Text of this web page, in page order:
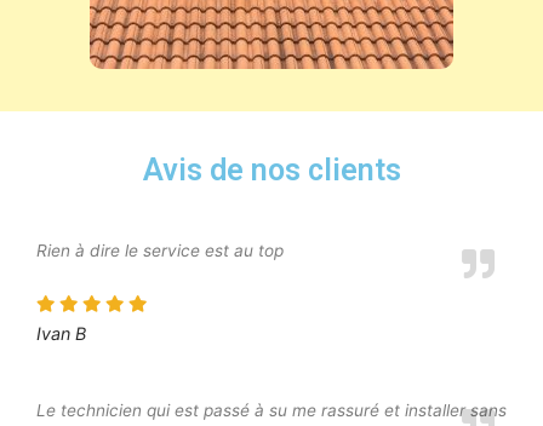
Avis de nos clients
Rien à dire le service est au top
Ivan B
Le technicien qui est passé à su me rassuré et installer sans